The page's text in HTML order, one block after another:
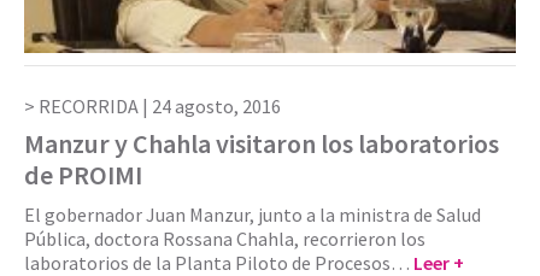
RECORRIDA | 24 agosto, 2016
Manzur y Chahla visitaron los laboratorios
de PROIMI
El gobernador Juan Manzur, junto a la ministra de Salud
Pública, doctora Rossana Chahla, recorrieron los
laboratorios de la Planta Piloto de Procesos… Leer +